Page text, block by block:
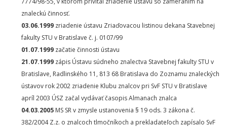
znaleckú činnosť.
03.06.1999 zriadenie ústavu Zriaďovacou listinou dekana Stavebnej
fakulty STU v Bratislave č. j. 0107/99
01.07.1999 začatie činnosti ústavu
21.07.1999 zápis Ústavu súdneho znalectva Stavebnej fakulty STU v
Bratislave, Radlinského 11, 813 68 Bratislava do Zoznamu znaleckých
ústavov rok 2002 zriadenie Klubu znalcov pri SvF STU v Bratislave
apríl 2003 ÚSZ začal vydávať časopis Almanach znalca
04.03.2005 MS SR v zmysle ustanovenia § 19 ods. 3 zákona č.
382/2004 Z.z. o znalcoch tlmočníkoch a prekladateľoch zapísalo SvF